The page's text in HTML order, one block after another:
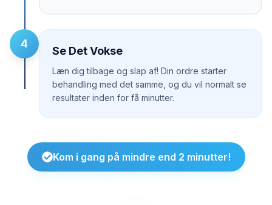
4
Se Det Vokse
Læn dig tilbage og slap af! Din ordre starter
behandling med det samme, og du vil normalt se
resultater inden for få minutter.
Kom i gang på mindre end 2 minutter!